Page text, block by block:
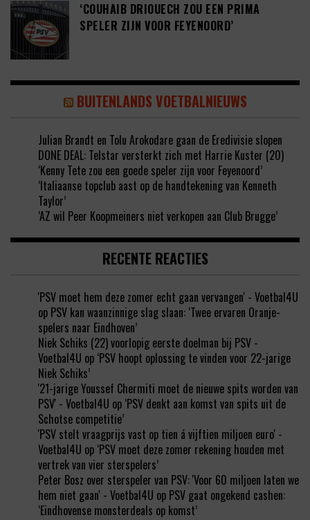
‘COUHAIB DRIOUECH ZOU EEN PRIMA
SPELER ZIJN VOOR FEYENOORD’
BUITENLANDS VOETBALNIEUWS
Julian Brandt en Tolu Arokodare gaan de Eredivisie slopen
DONE DEAL: Telstar versterkt zich met Harrie Kuster (20)
‘Kenny Tete zou een goede speler zijn voor Feyenoord’
‘Italiaanse topclub aast op de handtekening van Kenneth
Taylor’
‘AZ wil Peer Koopmeiners niet verkopen aan Club Brugge’
RECENTE REACTIES
'PSV moet hem deze zomer echt gaan vervangen' - Voetbal4U
op PSV kan waanzinnige slag slaan: ‘Twee ervaren Oranje-
spelers naar Eindhoven’
Niek Schiks (22) voorlopig eerste doelman bij PSV -
Voetbal4U op ‘PSV hoopt oplossing te vinden voor 22-jarige
Niek Schiks’
'21-jarige Youssef Chermiti moet de nieuwe spits worden van
PSV' - Voetbal4U op ‘PSV denkt aan komst van spits uit de
Schotse competitie’
'PSV stelt vraagprijs vast op tien á vijftien miljoen euro' -
Voetbal4U op ‘PSV moet deze zomer rekening houden met
vertrek van vier sterspelers’
Peter Bosz over sterspeler van PSV: 'Voor 60 miljoen laten we
hem niet gaan' - Voetbal4U op PSV gaat ongekend cashen:
‘Eindhovense monsterdeals op komst’